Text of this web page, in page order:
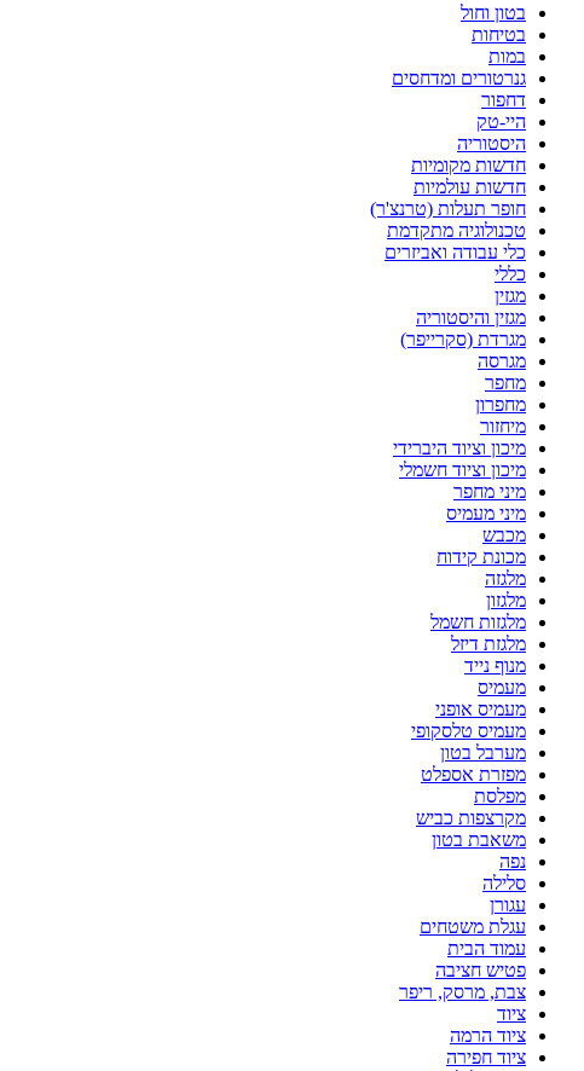
בטון וחול
בטיחות
במות
גנרטורים ומדחסים
דחפור
היי-טק
היסטוריה
חדשות מקומיות
חדשות עולמיות
חופר תעלות (טרנצ'ר)
טכנולוגיה מתקדמת
כלי עבודה ואביזרים
כללי
מגזין
מגזין והיסטוריה
מגרדת (סקרייפר)
מגרסה
מחפר
מחפרון
מיחזור
מיכון וציוד היברידי
מיכון וציוד חשמלי
מיני מחפר
מיני מעמיס
מכבש
מכונת קידוח
מלגזה
מלגזון
מלגזות חשמל
מלגזת דיזל
מנוף נייד
מעמיס
מעמיס אופני
מעמיס טלסקופי
מערבל בטון
מפזרת אספלט
מפלסת
מקרצפות כביש
משאבת בטון
נפה
סלילה
עגורן
עגלת משטחים
עמוד הבית
פטיש חציבה
צבת, מרסק, ריפר
ציוד
ציוד הרמה
ציוד חפירה